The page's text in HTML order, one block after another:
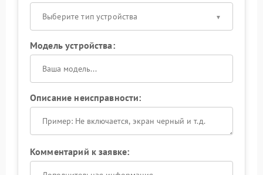
Выберите тип устройства
Модель устройства:
Описание неисправности:
Комментарий к заявке: